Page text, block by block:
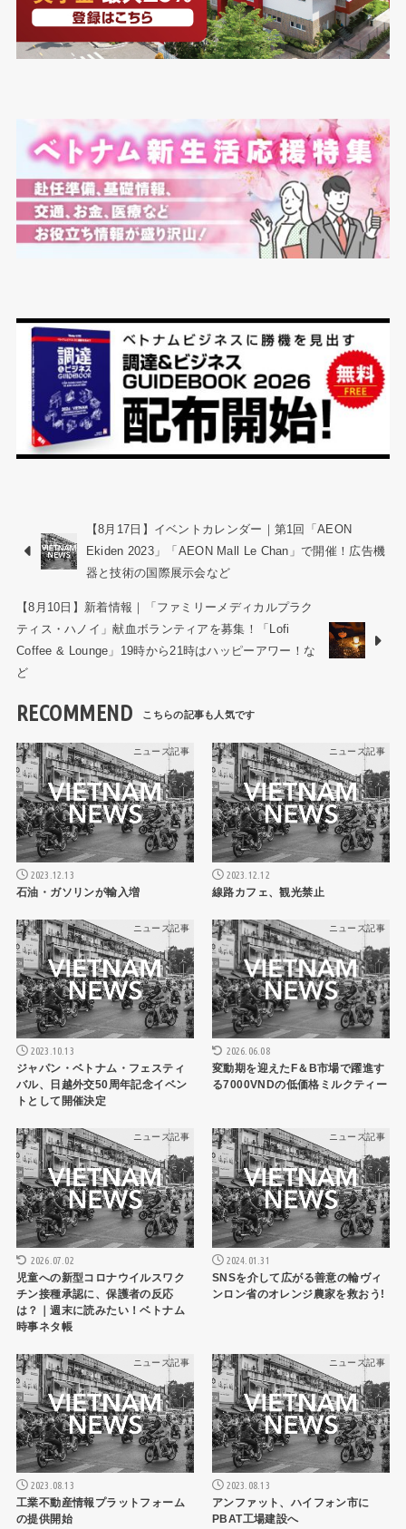
【8月17日】イベントカレンダー｜第1回「AEON
Ekiden 2023」「AEON Mall Le Chan」で開催！広告機
器と技術の国際展示会など
【8月10日】新着情報｜「ファミリーメディカルプラク
ティス・ハノイ」献血ボランティアを募集！「Lofi
Coffee & Lounge」19時から21時はハッピーアワー！な
ど
RECOMMEND
ニュース記事
2023.12.13
石油・ガソリンが輸入増
ニュース記事
2023.12.12
線路カフェ、観光禁止
ニュース記事
2023.10.13
ジャパン・ベトナム・フェスティ
バル、日越外交50周年記念イベン
トとして開催決定
ニュース記事
2026.06.08
変動期を迎えたF＆B市場で躍進す
る7000VNDの低価格ミルクティー
ニュース記事
2026.07.02
児童への新型コロナウイルスワク
チン接種承認に、保護者の反応
は？｜週末に読みたい！ベトナム
時事ネタ帳
ニュース記事
2024.01.31
SNSを介して広がる善意の輪ヴィ
ンロン省のオレンジ農家を救おう!
ニュース記事
2023.08.13
工業不動産情報プラットフォーム
の提供開始
ニュース記事
2023.08.13
アンファット、ハイフォン市に
PBAT工場建設へ